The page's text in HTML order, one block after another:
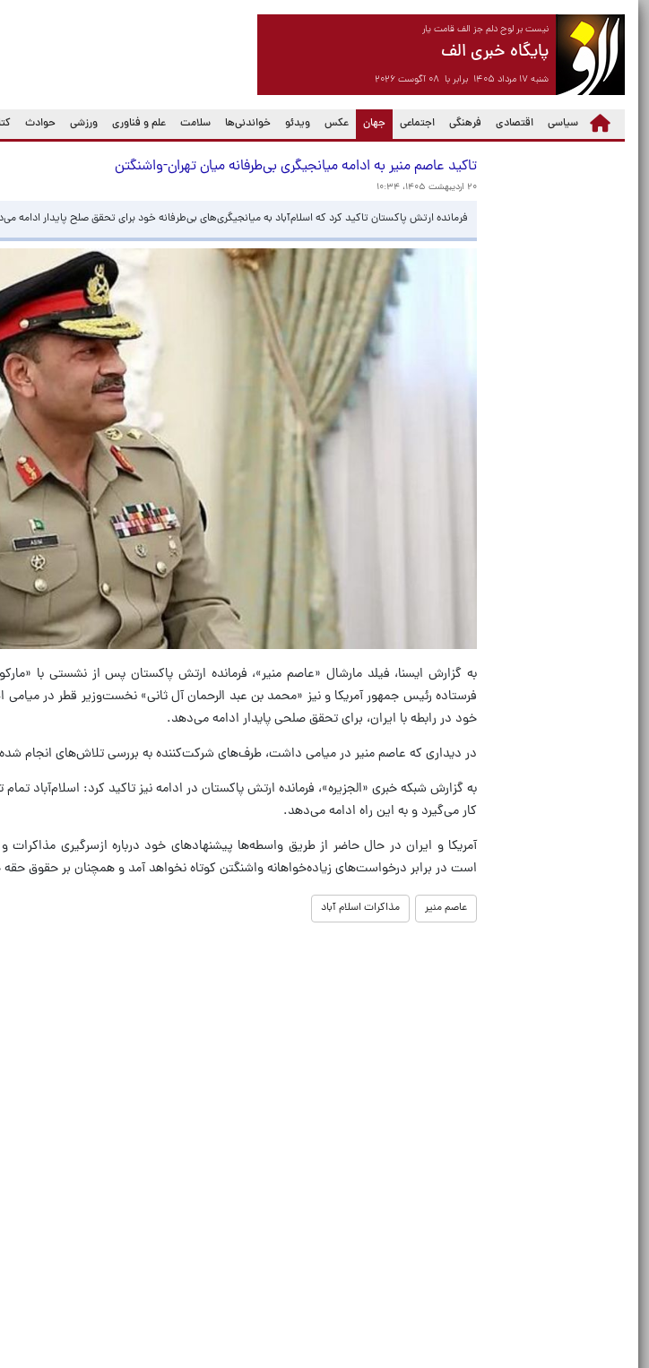
نیست بر لوح دلم جز الف قامت یار
پایگاه خبری الف
شنبه ۱۷ مرداد ۱۴۰۵ برابر با ۰۸ آگوست ۲۰۲۶
سیاسی اقتصادی فرهنگی اجتماعی جهان
(current) عکس ویدئو خواندنی‌ها سلامت علم و فناوری ورزشی حوادث
تاکید عاصم منیر به ادامه میانجیگری بی‌طرفانه میان تهران-واشنگتن
۲۰ اردیبهشت ۱۴۰۵، ۱۰:۳۴
فرمانده ارتش پاکستان تاکید کرد که اسلام‌آباد به میانجیگری‌های بی‌طرفانه خود برای تحقق صلح پایدار ادامه
به گزارش ایسنا، فیلد مارشال «عاصم منیر»، فرمانده ارتش پاکستان پس از نشستی با
فرستاده رئیس جمهور آمریکا و نیز «محمد بن عبد الرحمان آل ثانی» نخست‌وزیر قطر در میامی
خود در رابطه با ایران، برای تحقق صلحی پایدار ادامه می‌دهد.
در دیداری که عاصم منیر در میامی داشت، طرف‌های شرکت‌کننده به بررسی تلاش‌های انجام‌ شده
به گزارش شبکه خبری «الجزیره»، فرمانده ارتش پاکستان در ادامه نیز تاکید کرد: اسلام‌آباد
کار می‌گیرد و به این راه ادامه می‌دهد.
آمریکا و ایران در حال حاضر از طریق واسطه‌ها پیشنهادهای خود درباره ازسرگیری مذاکرات
است در برابر درخواست‌های زیاده‌خواهانه واشنگتن کوتاه نخواهد آمد و همچنان بر حقوق حقه
عاصم منیر مذاکرات اسلام آباد